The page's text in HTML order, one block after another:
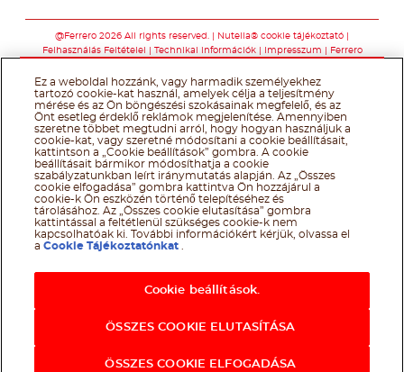
@Ferrero 2026 All rights reserved.
Nutella® cookie tájékoztató
Felhasználás Feltételei
Technikai információk Impresszum
Ferrero
Ez a weboldal hozzánk, vagy harmadik személyekhez
tartozó cookie-kat használ, amelyek célja a teljesítmény
mérése és az Ön böngészési szokásainak megfelelő, és az
Önt esetleg érdeklő reklámok megjelenítése. Amennyiben
szeretne többet megtudni arról, hogy hogyan használjuk a
cookie-kat, vagy szeretné módosítani a cookie beállításait,
kattintson a „Cookie beállítások” gombra. A cookie
beállításait bármikor módosíthatja a cookie
szabályzatunkban leírt iránymutatás alapján. Az „Összes
cookie elfogadása” gombra kattintva Ön hozzájárul a
cookie-k Ön eszközén történő telepítéséhez és
tárolásához. Az „Összes cookie elutasítása” gombra
kattintással a feltétlenül szükséges cookie-k nem
kapcsolhatóak ki. További információkért kérjük, olvassa el
aCookie Tájékoztatónkat
Cookie beállítások.
ÖSSZES COOKIE ELUTASÍTÁSA
ÖSSZES COOKIE ELFOGADÁSA